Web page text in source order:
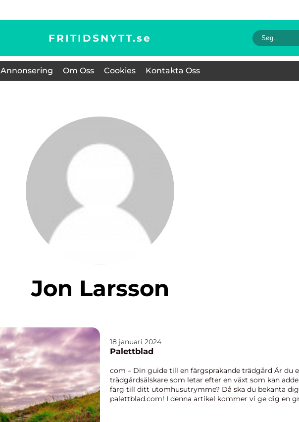
FRITIDSNYTT.se
Annonsering Om Oss Cookies Kontakta Oss
Jon Larsson
18 januari 2024
Palettblad
com – Din guide till en färgsprakande trädgård Är du
trädgårdsälskare som letar efter en växt som kan
färg till ditt utomhusutrymme? Då ska du bekanta
palettblad.com! I denna artikel kommer vi ge dig en